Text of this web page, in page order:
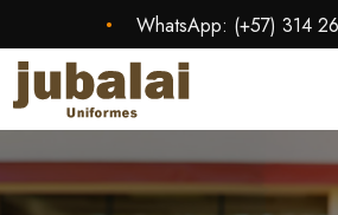
contenido
• WhatsApp: (+57) 314